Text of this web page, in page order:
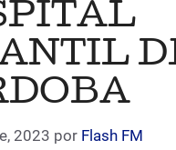
2023 por Flash FM